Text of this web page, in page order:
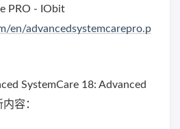
PRO - IObit
en/advancedsystemcarepro.p
SystemCare 18: Advanced
容：